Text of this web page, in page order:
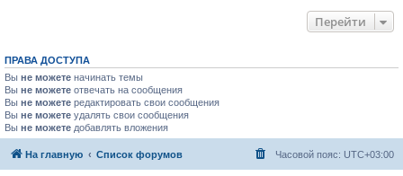
Перейти
ПРАВА ДОСТУПА
Вы не можете начинать темы
Вы не можете отвечать на сообщения
Вы не можете редактировать свои сообщения
Вы не можете удалять свои сообщения
Вы не можете добавлять вложения
На главную Список форумов Часовой пояс: UTC+03:00